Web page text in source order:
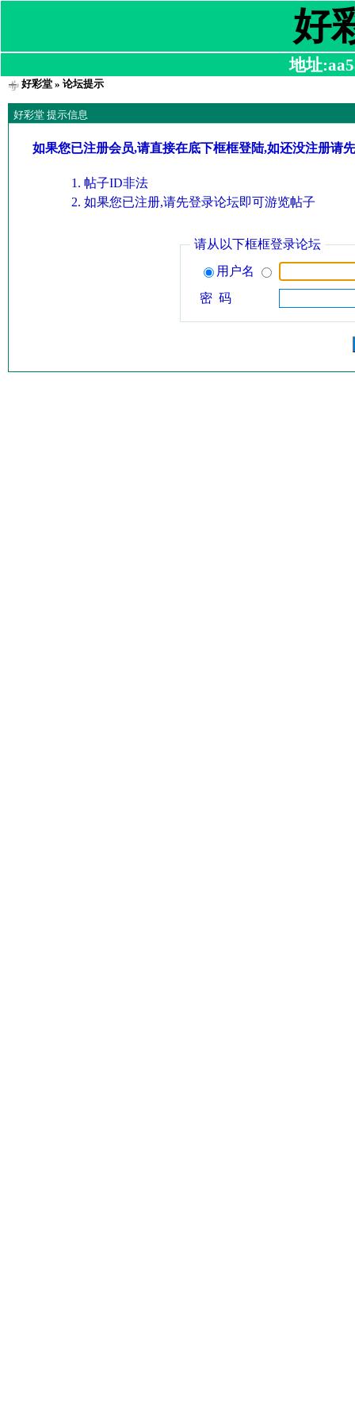
好
地址
好彩堂» 论坛提示
好彩堂 提示信息
如果您已注册会员,请直接在底下框框登陆,如还没注册请
帖子ID非法
如果您已注册,请先登录论坛即可游览帖子
请从以下框框登录论坛
用户名
密 码